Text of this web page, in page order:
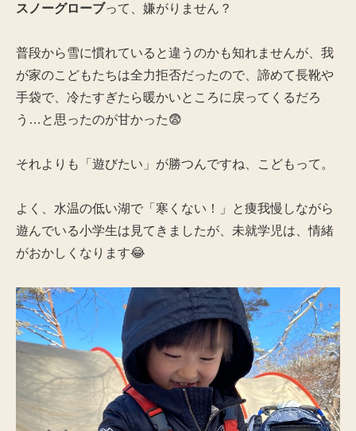
スノーグローブって、嫌がりません？
普段から雪に慣れていると違うのかも知れませんが、我
が家のこどもたちは全力拒否だったので、諦めて長靴や
手袋で、冷たすぎたら暖かいところに戻ってくるだろ
う…と思ったのが甘かった😨
それよりも「遊びたい」が勝つんですね、こどもって。
よく、水温の低い湖で「寒くない！」と痩我慢しながら
遊んでいる小学生は見てきましたが、未就学児は、情緒
がおかしくなります😂